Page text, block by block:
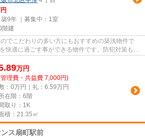
9年 ｜募集中： 1室
階建
でこだわりの多い方にもおすすめの築浅物件で
快適に過ごす事ができる物件です。防犯対策もバ
万円
理費・共益費 7,000円)
：0万円｜礼：6.59万円
在階：6階
取り：1K
積：21.35㎡
ス扇町駅前